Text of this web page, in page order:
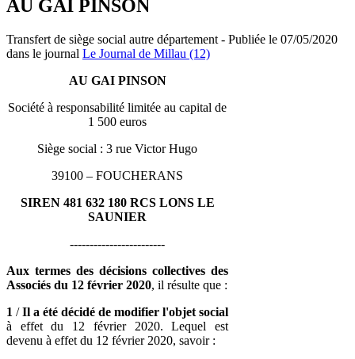
AU GAI PINSON
Transfert de siège social autre département - Publiée le 07/05/2020
dans le journal Le Journal de Millau (12)
AU GAI PINSON
Société à responsabilité limitée au capital de
1 500 euros
Siège social : 3 rue Victor Hugo
39100 – FOUCHERANS
SIREN 481 632 180 RCS LONS LE
SAUNIER
------------------------
Aux termes des décisions collectives des
Associés du 12 février 2020, il résulte que :
1 /Il a été décidé de modifier l'objet social
à effet du 12 février 2020. Lequel est
devenu à effet du 12 février 2020, savoir :